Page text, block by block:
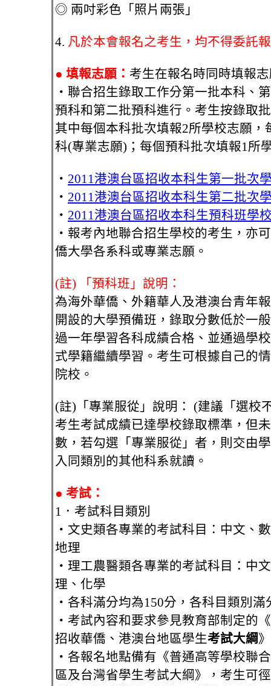
◎ 兩吋彩色「照片兩張」
4. 凡於本會報名之考生，均不得委託
● 填報志願： 考生在報名時同時填報
‧聯合招生錄取工作分第一批本科、
預科和第二批預科進行。考生按錄取
其中每個本科批次填報2所學校志願，
科(專業志願)；每個預科批次填報1所
‧ 2011港澳台區招收本科生第一批次
‧ 2011港澳台區招收本科生第二批次
‧ 2011港澳台區招收本科生預科班學
‧報考內地聯合招生學校的考生，亦
僑大學各系科或專業志願。
(註) 「預科班」說明：
為海外華僑、外籍華人及港澳台青年
開設的大學預備班，錄取分數低於一
過一年學習各科成績合格、並通過學
式學籍繼續學習。考生可根據自己的
院校。
(註)「專業服從」說明： (建議「選校
考生考試成績已達學校錄取標準，但
數，若勾選「專業服從」者，則交由
入同類別的其他科系就讀。
● 考試：
1．考試科目類別
‧文史類各專業的考試科目：中文、
地理
‧理工農醫類各專業的考試科目：中
理、化學
‧各科滿分均為150分，各科目類別滿
‧考試內容和要求參見教育部制定的
招收華僑、港澳台地區學生考試大綱
‧各報名地點備有《普通高等學校聯
區及台灣省學生考試大綱》，考生可